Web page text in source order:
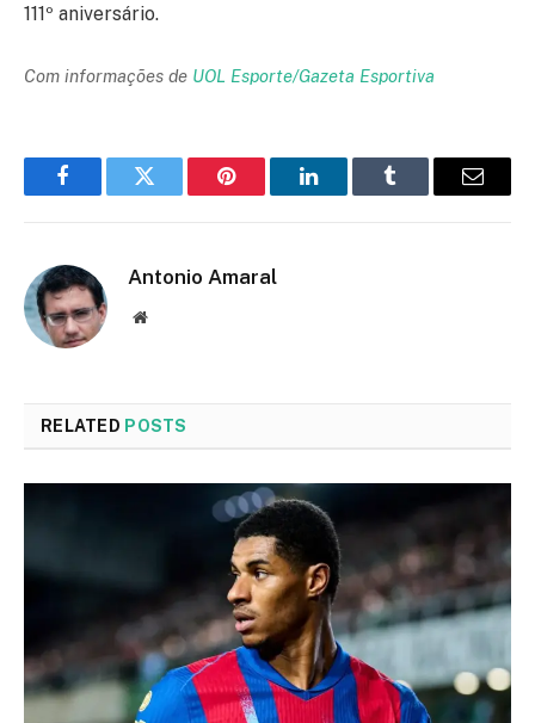
111º aniversário.
Com informações de UOL Esporte/Gazeta Esportiva
FacebookTwitter Pinterest LinkedInTumblr Email
Antonio Amaral
Website
RELATED POSTS